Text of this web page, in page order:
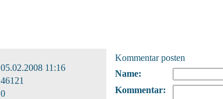
05.02.2008 11:16
46121
0
Kommentar posten
Name:
Kommentar: